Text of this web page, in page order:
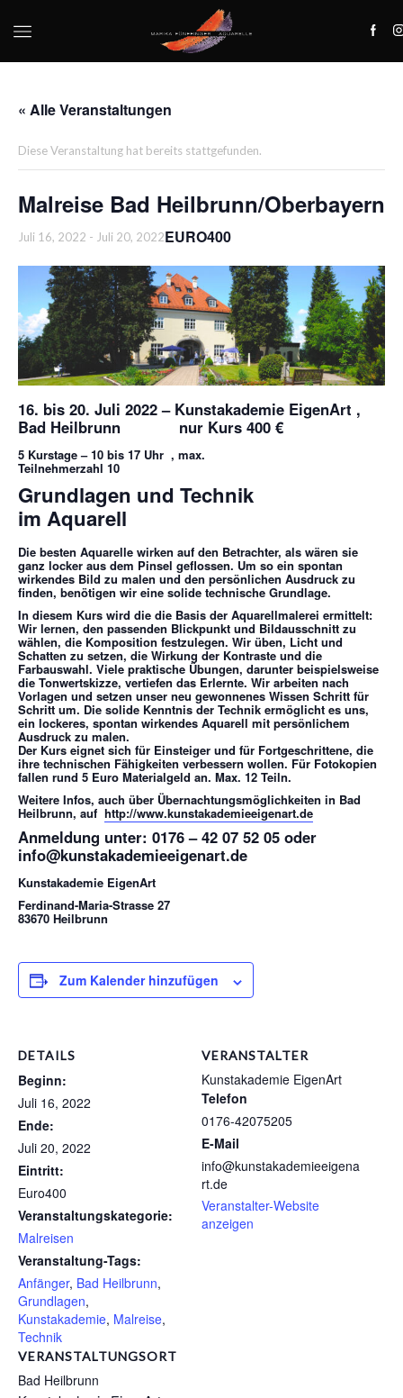
« Alle Veranstaltungen
Diese Veranstaltung hat bereits stattgefunden.
Malreise Bad Heilbrunn/Oberbayern
Juli 16, 2022 - Juli 20, 2022EURO400
16. bis 20. Juli 2022 – Kunstakademie EigenArt ,
Bad Heilbrunn nur Kurs 400 €
5 Kurstage – 10 bis 17 Uhr , max.
Teilnehmerzahl 10
Grundlagen und Technik
im Aquarell
Die besten Aquarelle wirken auf den Betrachter, als wären sie
ganz locker aus dem Pinsel geflossen. Um so ein spontan
wirkendes Bild zu malen und den persönlichen Ausdruck zu
finden, benötigen wir eine solide technische Grundlage.
In diesem Kurs wird die die Basis der Aquarellmalerei ermittelt:
Wir lernen, den passenden Blickpunkt und Bildausschnitt zu
wählen, die Komposition festzulegen. Wir üben, Licht und
Schatten zu setzen, die Wirkung der Kontraste und die
Farbauswahl. Viele praktische Übungen, darunter beispielsweise
die Tonwertskizze, vertiefen das Erlernte. Wir arbeiten nach
Vorlagen und setzen unser neu gewonnenes Wissen Schritt für
Schritt um. Die solide Kenntnis der Technik ermöglicht es uns,
ein lockeres, spontan wirkendes Aquarell mit persönlichem
Ausdruck zu malen.
Der Kurs eignet sich für Einsteiger und für Fortgeschrittene, die
ihre technischen Fähigkeiten verbessern wollen. Für Fotokopien
fallen rund 5 Euro Materialgeld an. Max. 12 Teiln.
Weitere Infos, auch über Übernachtungsmöglichkeiten in Bad
Heilbrunn, auf http://www.kunstakademieeigenart.de
Anmeldung unter: 0176 – 42 07 52 05 oder
info@kunstakademieeigenart.de
Kunstakademie EigenArt
Ferdinand-Maria-Strasse 27
83670 Heilbrunn
Zum Kalender hinzufügen
DETAILS
Beginn:
Juli 16, 2022
Ende:
Juli 20, 2022
Eintritt:
Euro400
Veranstaltungskategorie:
Malreisen
Veranstaltung-Tags:
Anfänger, Bad Heilbrunn,
Grundlagen,
Kunstakademie, Malreise,
Technik
VERANSTALTUNGSORT
Bad Heilbrunn
VERANSTALTER
Kunstakademie EigenArt
Telefon
0176-42075205
E-Mail
info@kunstakademieeigena
rt.de
Veranstalter-Website
anzeigen